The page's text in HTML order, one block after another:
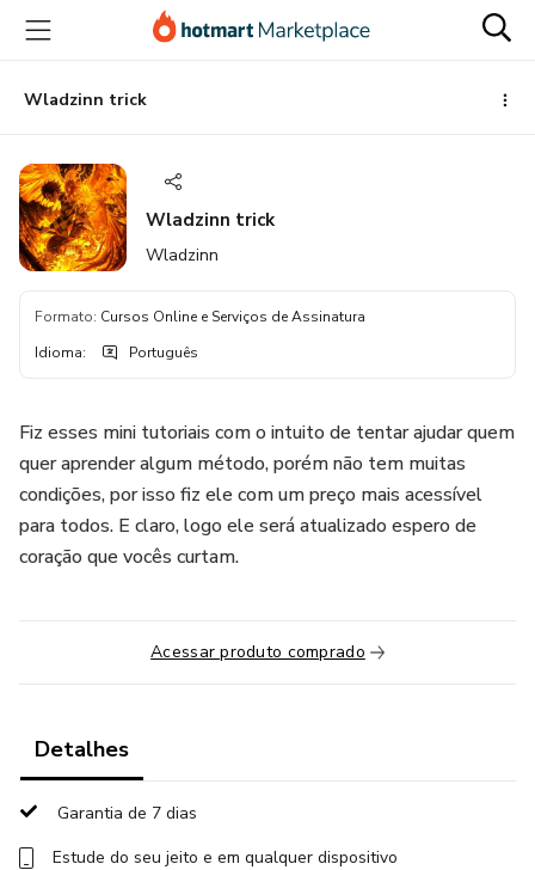
para
conteúdo
principal
para
pagamento
para
rodapé
Wladzinn trick
Wladzinn trick
Wladzinn
Formato: Cursos Online e Serviços de Assinatura
Idioma: Português
Fiz esses mini tutoriais com o intuito de tentar ajudar quem
quer aprender algum método, porém não tem muitas
condições, por isso fiz ele com um preço mais acessível
para todos. E claro, logo ele será atualizado espero de
coração que vocês curtam.
Acessar produto comprado
Detalhes
Garantia de 7 dias
Estude do seu jeito e em qualquer dispositivo